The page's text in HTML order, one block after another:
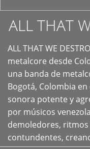
ALL THAT
ALL THAT WE
metalcore desde
una banda de
Bogotá, Colombia
sonora potente y
por músicos
demoledores,
contundentes,